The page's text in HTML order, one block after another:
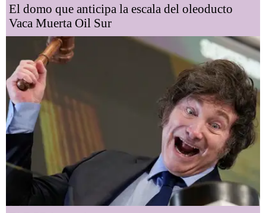
El domo que anticipa la escala del oleoducto
Vaca Muerta Oil Sur